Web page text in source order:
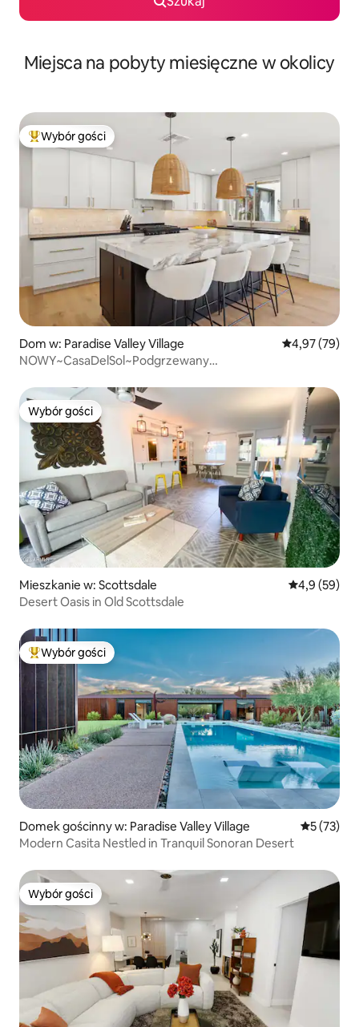
Miejsca na pobyty miesięczne w okolicy
Najpopularniejsze z kategorii Wybór gości
Wybór gości
Dom w: Paradise Valley Village Średnia
4,97 (79)
NOWY~CasaDelSol~Podgrzewany
Wybór gości
Wybór gości
Mieszkanie w: Scottsdale Średnia
4,9 (59)
Desert Oasis in Old Scottsdale
Najpopularniejsze z kategorii Wybór gości
Wybór gości
Domek gościnny w: Paradise Valley Village Średnia
5 (73)
Modern Casita Nestled in Tranquil Sonoran Desert
Wybór gości
Wybór gości